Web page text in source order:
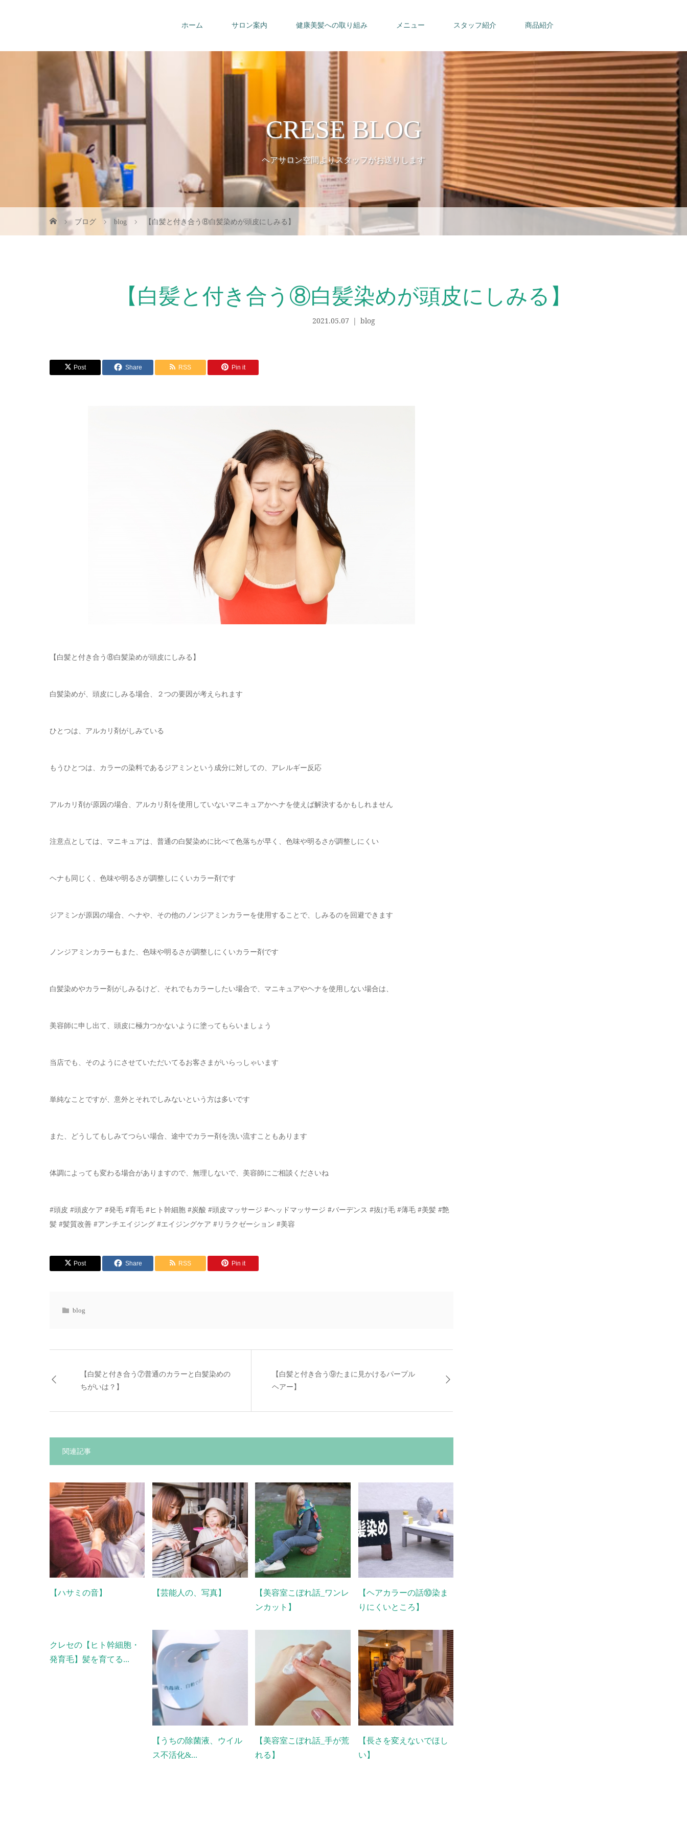
ホーム サロン案内 健康美髪への取り組み メニュー スタッフ紹介 商品紹介
お問い合わせ
CRESE BLOG
ヘアサロン空間よりスタッフがお送りします
ブログ blog 【白髪と付き合う⑧白髪染めが頭皮にしみる】
【白髪と付き合う⑧白髪染めが頭皮にしみる】
2021.05.07 blog
Post Share RSS Pin it
【白髪と付き合う⑧白髪染めが頭皮にしみる】
白髪染めが、頭皮にしみる場合、２つの要因が考えられます
ひとつは、アルカリ剤がしみている
もうひとつは、カラーの染料であるジアミンという成分に対しての、アレルギー反応
アルカリ剤が原因の場合、アルカリ剤を使用していないマニキュアかヘナを使えば解決するかもしれません
注意点としては、マニキュアは、普通の白髪染めに比べて色落ちが早く、色味や明るさが調整しにくい
ヘナも同じく、色味や明るさが調整しにくいカラー剤です
ジアミンが原因の場合、ヘナや、その他のノンジアミンカラーを使用することで、しみるのを回避できます
ノンジアミンカラーもまた、色味や明るさが調整しにくいカラー剤です
白髪染めやカラー剤がしみるけど、それでもカラーしたい場合で、マニキュアやヘナを使用しない場合は、
美容師に申し出て、頭皮に極力つかないように塗ってもらいましょう
当店でも、そのようにさせていただいてるお客さまがいらっしゃいます
単純なことですが、意外とそれでしみないという方は多いです
また、どうしてもしみてつらい場合、途中でカラー剤を洗い流すこともあります
体調によっても変わる場合がありますので、無理しないで、美容師にご相談くださいね
#頭皮 #頭皮ケア #発毛 #育毛 #ヒト幹細胞 #炭酸 #頭皮マッサージ #ヘッドマッサージ #バーデンス #抜け毛 #薄毛 #美髪 #艶
髪 #髪質改善 #アンチエイジング #エイジングケア #リラクゼーション #美容
Post Share RSS Pin it
blog
【白髪と付き合う⑦普通のカラーと白髪染めの
ちがいは？】
【白髪と付き合う⑨たまに見かけるパープル
ヘアー】
関連記事
【ハサミの音】 【芸能人の、写真】
【美容室こぼれ話_ワンレ
ンカット】
【ヘアカラーの話⑩染ま
りにくいところ】
クレセの【ヒト幹細胞・
発育毛】髪を育てる...
【うちの除菌液、ウイル
ス不活化&...
【美容室こぼれ話_手が荒
れる】
【長さを変えないでほし
い】